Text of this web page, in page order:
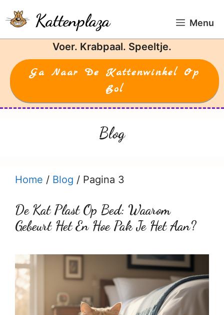
naar
de
Kattenplaza Menu
Voer. Krabpaal. Speeltje.
Ga Naar De Kattenwinkel Op
Bol
Blog
Home / Blog / Pagina 3
De Kat Plast Op Bed: Waarom
Gebeurt Het En Hoe Pak Je Het Aan?